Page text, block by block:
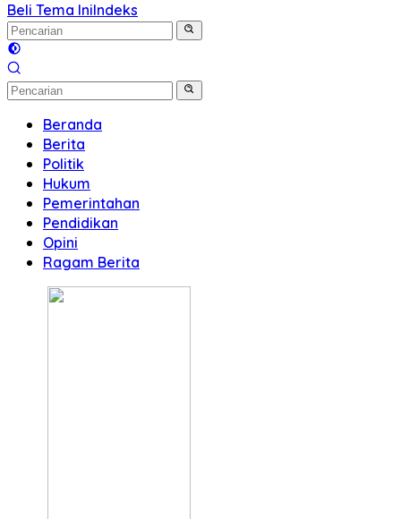
Beli Tema IniIndeks
Beranda
Berita
Politik
Hukum
Pemerintahan
Pendidikan
Opini
Ragam Berita